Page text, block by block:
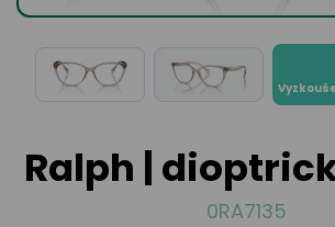
Přihlásit
Ralph |
0RA7135